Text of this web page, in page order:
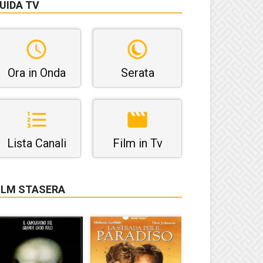
TV
Ora in Onda Serata
Lista Canali Film in Tv
STASERA